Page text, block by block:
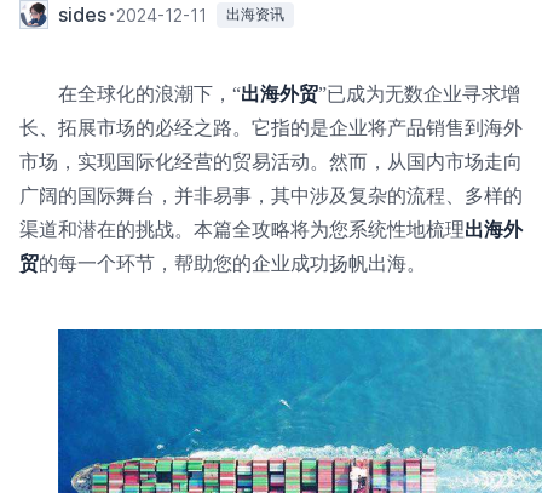
sides 2024-12-11 出海资讯
在全球化的浪潮下，“出海外贸”已成为无数企业寻求增
长、拓展市场的必经之路。它指的是企业将产品销售到海外
市场，实现国际化经营的贸易活动。然而，从国内市场走向
广阔的国际舞台，并非易事，其中涉及复杂的流程、多样的
渠道和潜在的挑战。本篇全攻略将为您系统性地梳理出海外
贸的每一个环节，帮助您的企业成功扬帆出海。